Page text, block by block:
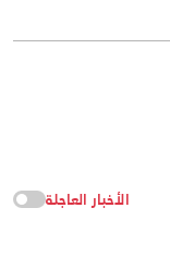
الأخبار العاجلة